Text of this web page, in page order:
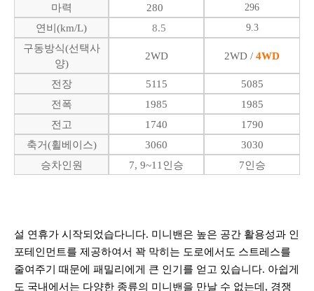
마력 280 296
연비(km/L) 8.5 9.3
구동방식(선택사
양)
2WD 2WD / 4WD
전장 5115
5085
전폭
1985
1985
전고
1740
1790
축거(휠베이스)
3060
3030
승차인원
7, 9~11인승 7인승
설 연휴가 시작되었습다니다. 미니밴은 높은 공간 활용성과 인
포테인먼트를 제공하여서 꽉 막히는 도로에서도 스트레스를
줄여주기 때문에 패밀리에게 큰 인기를 얻고 있습니다. 아쉽게
도 국내에서는 다양한 종류의 미니밴을 만날 수 없는데, 경쟁